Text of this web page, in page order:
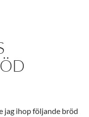
jag ihop följande bröd